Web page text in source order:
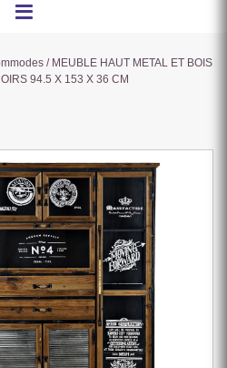
/ MEUBLE HAUT METAL ET BOIS
94.5 X 153 X 36 CM